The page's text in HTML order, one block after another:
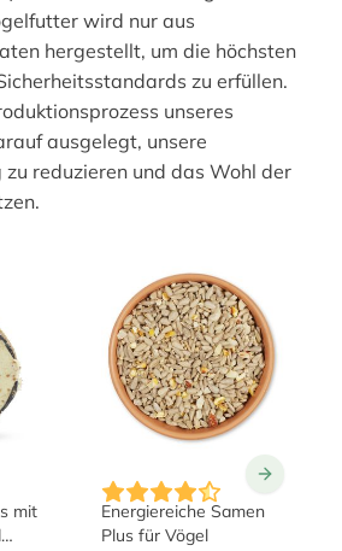
wird nur aus
hergestellt, um die höchsten
zu erfüllen.
unseres
ausgelegt, unsere
reduzieren und das Wohl der
mit
Energiereiche Samen
Plus für Vögel
The price depends on the